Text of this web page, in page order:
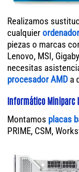
Realizamos
cualquier
piezas o marcas
Lenovo, MSI,
necesitas
procesador AMD a
Informático Miniparc
Montamos placas
PRIME, CSM,